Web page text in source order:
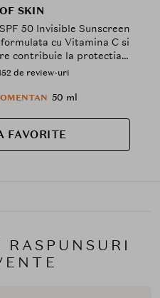
SKIN
50 Invisible Sunscreen
cu Vitamina C si
contribuie la protectia
radicalilor liberi, Outdoor
de review-uri
50 ml
FAVORITE